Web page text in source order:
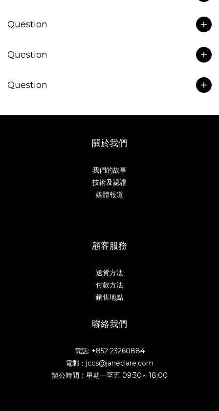
Question
Question
Question
關於我們
我們的故事
技術及認證
媒體報道
顧客服務
送貨方法
付款方法
銷售地點
聯絡我們
電話: +852 23260884
電郵：jccs@janeclare.com
辦公時間：星期一至五 09:30～18:00